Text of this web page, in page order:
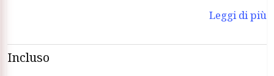
Leggi di più
Incluso